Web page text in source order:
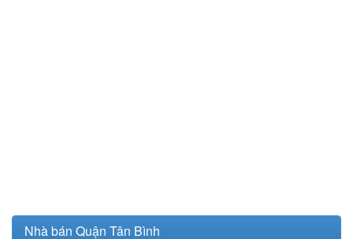
Nhà bán Quận Tân Bình